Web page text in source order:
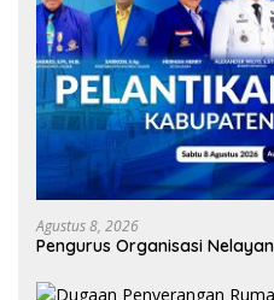
Agustus 8, 2026
Pengurus Organisasi